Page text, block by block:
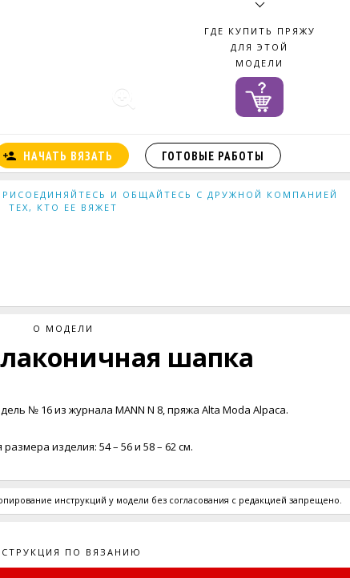
ГДЕ КУПИТЬ ПРЯЖУ
ДЛЯ ЭТОЙ
МОДЕЛИ
НАЧАТЬ ВЯЗАТЬ ГОТОВЫЕ РАБОТЫ
И ОБЩАЙТЕСЬ С ДРУЖНОЙ КОМПАНИЕЙ
ТЕХ, КТО ЕЕ ВЯЖЕТ
О МОДЕЛИ
шапка
№ 16 из журнала MANN N 8, пряжа Alta Moda Alpaca.
изделия: 54 – 56 и 58 – 62 см.
инструкций у модели без согласования с редакцией запрещено.
ПО ВЯЗАНИЮ